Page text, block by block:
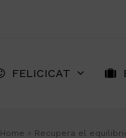
FELICICAT
Home » Recupera el